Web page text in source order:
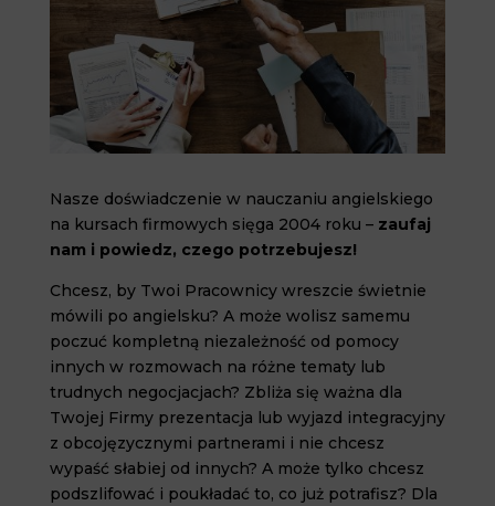
Nasze doświadczenie w nauczaniu angielskiego
na kursach firmowych sięga 2004 roku – zaufaj
nam i powiedz, czego potrzebujesz!
Chcesz, by Twoi Pracownicy wreszcie świetnie
mówili po angielsku? A może wolisz samemu
poczuć kompletną niezależność od pomocy
innych w rozmowach na różne tematy lub
trudnych negocjacjach? Zbliża się ważna dla
Twojej Firmy prezentacja lub wyjazd integracyjny
z obcojęzycznymi partnerami i nie chcesz
wypaść słabiej od innych? A może tylko chcesz
podszlifować i poukładać to, co już potrafisz? Dla